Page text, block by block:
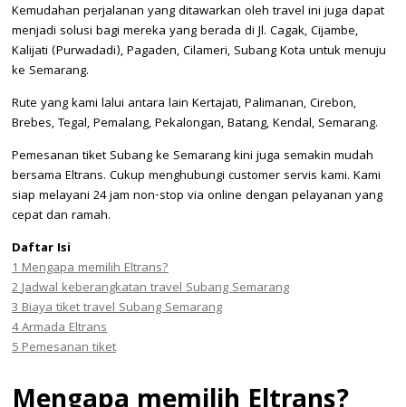
Kemudahan perjalanan yang ditawarkan oleh travel ini juga dapat
menjadi solusi bagi mereka yang berada di Jl. Cagak, Cijambe,
Kalijati (Purwadadi), Pagaden, Cilameri, Subang Kota untuk menuju
ke Semarang.
Rute yang kami lalui antara lain Kertajati, Palimanan, Cirebon,
Brebes, Tegal, Pemalang, Pekalongan, Batang, Kendal, Semarang.
Pemesanan tiket Subang ke Semarang kini juga semakin mudah
bersama Eltrans. Cukup menghubungi customer servis kami. Kami
siap melayani 24 jam non-stop via online dengan pelayanan yang
cepat dan ramah.
Daftar Isi
1Mengapa memilih Eltrans?
2Jadwal keberangkatan travel Subang Semarang
3Biaya tiket travel Subang Semarang
4Armada Eltrans
5Pemesanan tiket